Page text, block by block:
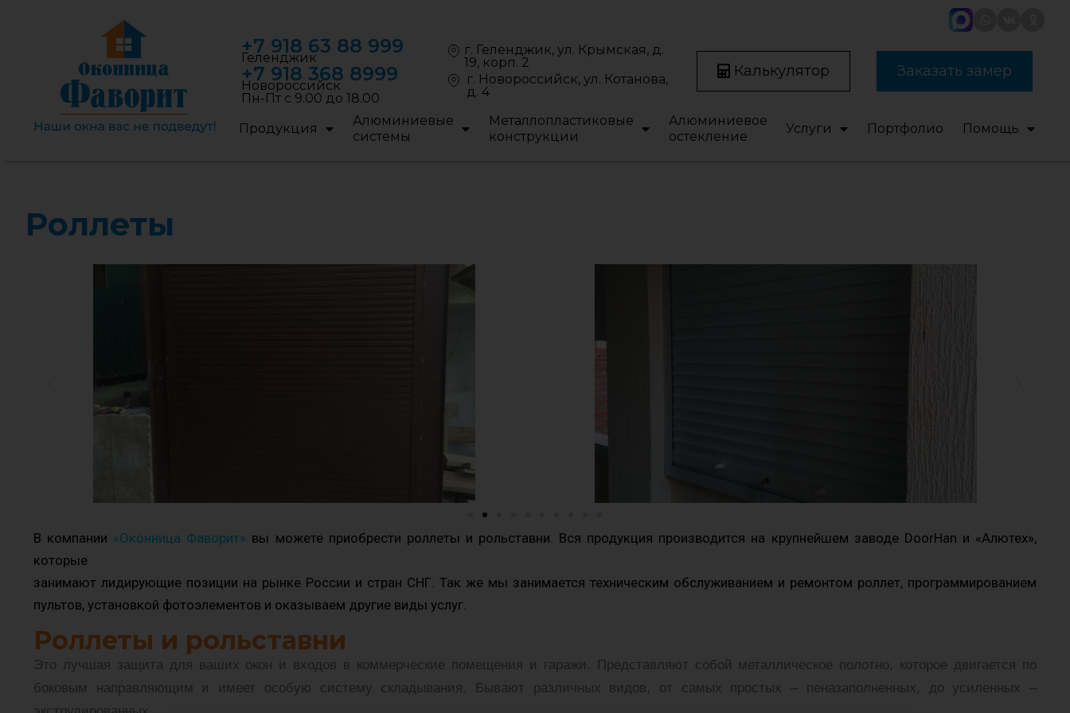
+7 918 63 88 999
Геленджик
+7 918 368 8999
Новороссийск
Пн-Пт с 9.00 до 18.00
г. Геленджик, ул. Крымская, д.
19, корп. 2
г. Новороссийск, ул. Котанова,
д. 4
Калькулятор Заказать замер
Продукция
Алюминиевые
системы
Металлопластиковые
конструкции
Алюминиевое
остекление
Услуги Портфолио Помощь
Роллеты
В компании «Оконница Фаворит» вы можете приобрести роллеты и рольставни. Вся продукция производится на крупнейшем заводе DoorHan и «Алютех»,
которые
занимают лидирующие позиции на рынке России и стран СНГ. Так же мы занимается техническим обслуживанием и ремонтом роллет, программированием
пультов, установкой фотоэлементов и оказываем другие виды услуг.
Роллеты и рольставни
Это лучшая защита для ваших окон и входов в коммерческие помещения и гаражи. Представляют собой металлическое полотно, которое двигается по
боковым направляющим и имеет особую систему складывания. Бывают различных видов, от самых простых – пеназаполненных, до усиленных –